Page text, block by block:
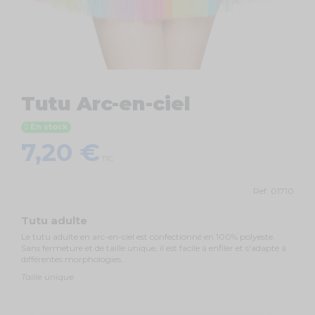
Tutu Arc-en-ciel
En stock
7,20 €
Ref. 01710
Tutu adulte
Le tutu adulte en arc-en-ciel est confectionné en 100% polyeste.
Sans fermeture et de taille unique, il est facile à enfiler et s'adapte à
différentes morphologies.
Taille unique